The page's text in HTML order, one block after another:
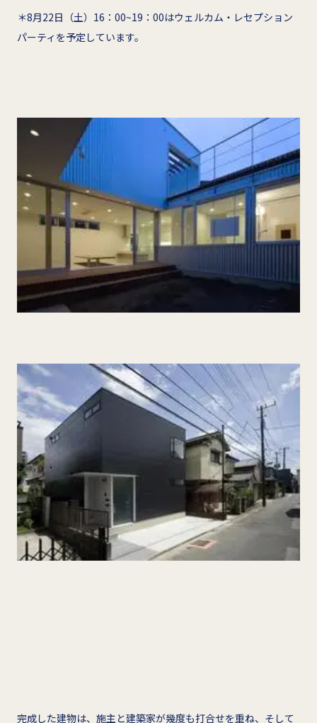
＊8月22日（土）16：00~19：00はウェルカム・レセプション
パーティを予定しています。
完成した建物は、施主と建築家が幾度も打合せを重ね、そして